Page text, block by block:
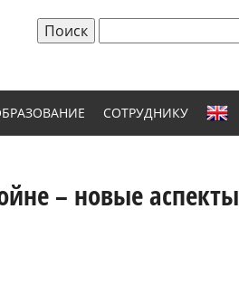
Форма поиска
СОТРУДНИКУ
– новые аспекты